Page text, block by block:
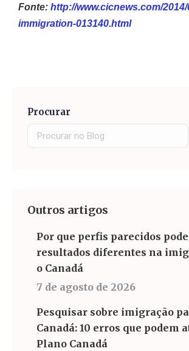
Fonte: http://www.cicnews.com/2014/
immigration-013140.html
Procurar
Outros artigos
Por que perfis parecidos
resultados diferentes na
o Canadá
7 de agosto de 2026
Pesquisar sobre imigração
Canadá: 10 erros que podem
Plano Canadá